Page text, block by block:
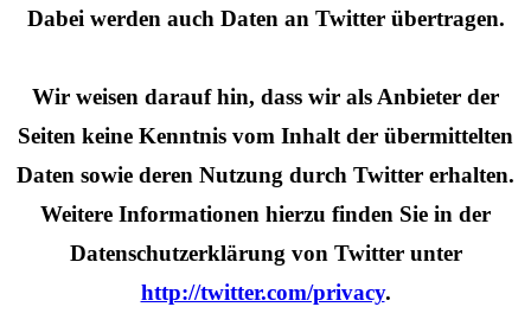
Dabei werden auch Daten an Twitter übertragen.
Wir weisen darauf hin, dass wir als Anbieter der
Seiten keine Kenntnis vom Inhalt der übermittelten
Daten sowie deren Nutzung durch Twitter erhalten.
Weitere Informationen hierzu finden Sie in der
Datenschutzerklärung von Twitter unter
http://twitter.com/privacy.